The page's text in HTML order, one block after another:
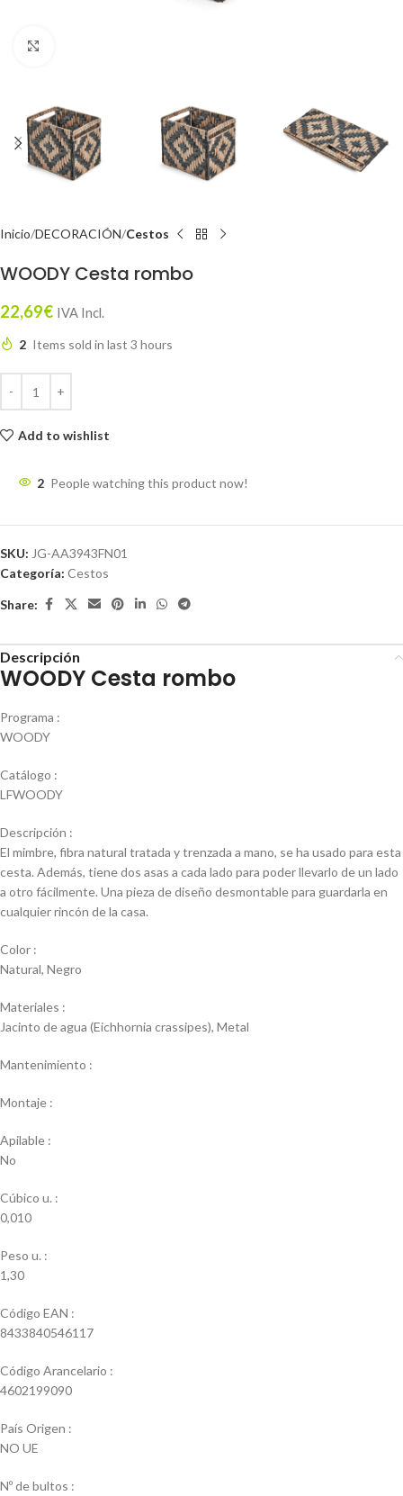
Inicio DECORACIÓN Cestos
WOODY Cesta rombo
22,69€ IVA Incl.
2 Items sold in last 3 hours
Add to wishlist
2 People watching this product now!
SKU: JG-AA3943FN01
Categoría: Cestos
Share:
Descripción
WOODY Cesta rombo
Programa :
WOODY
Catálogo :
LFWOODY
Descripción :
El mimbre, fibra natural tratada y trenzada a mano, se ha usado para esta
cesta. Además, tiene dos asas a cada lado para poder llevarlo de un lado
a otro fácilmente. Una pieza de diseño desmontable para guardarla en
cualquier rincón de la casa.
Color :
Natural, Negro
Materiales :
Jacinto de agua (Eichhornia crassipes), Metal
Mantenimiento :
Montaje :
Apilable :
No
Cúbico u. :
0,010
Peso u. :
1,30
Código EAN :
8433840546117
Código Arancelario :
4602199090
País Origen :
NO UE
Nº de bultos :